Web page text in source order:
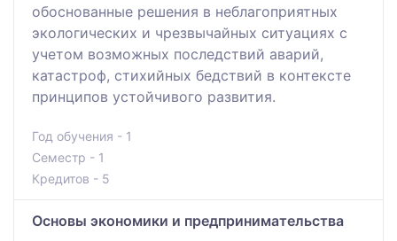
обоснованные решения в неблагоприятных
экологических и чрезвычайных ситуациях с
учетом возможных последствий аварий,
катастроф, стихийных бедствий в контексте
принципов устойчивого развития.
Год обучения - 1
Семестр - 1
Кредитов - 5
Основы экономики и предпринимательства